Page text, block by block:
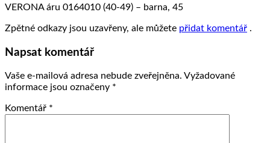
VERONA áru 0164010 (40-49) – barna, 45
Zpětné odkazy jsou uzavřeny, ale můžete přidat komentář .
Napsat komentář
Vaše e-mailová adresa nebude zveřejněna. Vyžadované
informace jsou označeny *
Komentář *